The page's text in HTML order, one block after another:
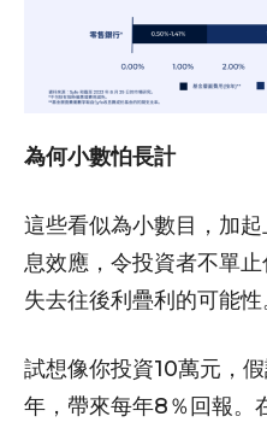
為何小數怕長計
這些看似為小數目，加
息效應，令投資者不單
失去往後利疊利的可能性
試想像你投資10萬元，
年，帶來每年8％回報。